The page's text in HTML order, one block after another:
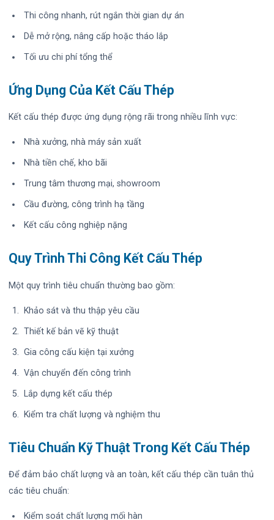
Thi công nhanh, rút ngắn thời gian dự án
Dễ mở rộng, nâng cấp hoặc tháo lắp
Tối ưu chi phí tổng thể
Ứng Dụng Của Kết Cấu Thép
Kết cấu thép được ứng dụng rộng rãi trong nhiều lĩnh vực:
Nhà xưởng, nhà máy sản xuất
Nhà tiền chế, kho bãi
Trung tâm thương mại, showroom
Cầu đường, công trình hạ tầng
Kết cấu công nghiệp nặng
Quy Trình Thi Công Kết Cấu Thép
Một quy trình tiêu chuẩn thường bao gồm:
Khảo sát và thu thập yêu cầu
Thiết kế bản vẽ kỹ thuật
Gia công cấu kiện tại xưởng
Vận chuyển đến công trình
Lắp dựng kết cấu thép
Kiểm tra chất lượng và nghiệm thu
Tiêu Chuẩn Kỹ Thuật Trong Kết Cấu Thép
Để đảm bảo chất lượng và an toàn, kết cấu thép cần tuân thủ
các tiêu chuẩn:
Kiểm soát chất lượng mối hàn